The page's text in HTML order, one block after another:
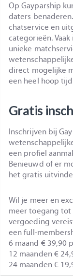
Op Gayparship
daters
chatservice en
categorieën.
unieke
direct mogelijke
een heel hoop
Gratis
Inschrijven bij
een profiel
Benieuwd of er
het gratis
Wil je meer en
meer toegang tot
vergoeding
een full-
6 maand € 39,90
12 maanden €
24 maanden €